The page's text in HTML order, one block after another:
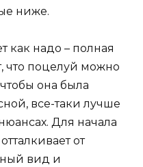
ниже.
как надо – полная
что поцелуй можно
она была
все-таки лучше
Для начала
от
вид и